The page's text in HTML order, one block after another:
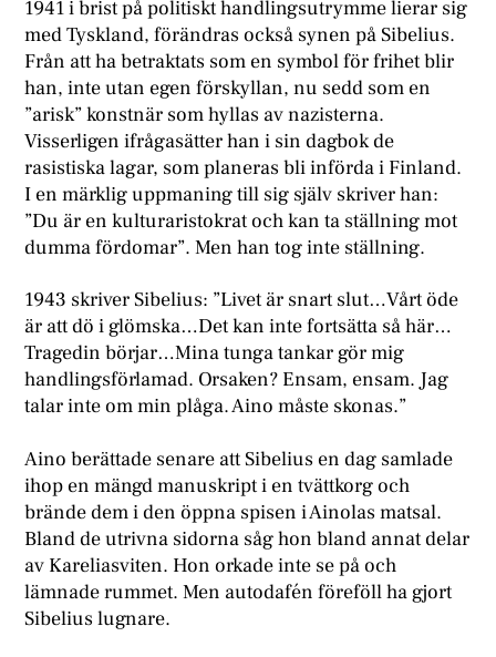
1941 i brist på politiskt handlingsutrymme lierar sig
med Tyskland, förändras också synen på Sibelius.
Från att ha betraktats som en symbol för frihet blir
han, inte utan egen förskyllan, nu sedd som en
”arisk” konstnär som hyllas av nazisterna.
Visserligen ifrågasätter han i sin dagbok de
rasistiska lagar, som planeras bli införda i Finland.
I en märklig uppmaning till sig själv skriver han:
”Du är en kulturaristokrat och kan ta ställning mot
dumma fördomar”. Men han tog inte ställning.
1943 skriver Sibelius: ”Livet är snart slut…Vårt öde
är att dö i glömska…Det kan inte fortsätta så här…
Tragedin börjar…Mina tunga tankar gör mig
handlingsförlamad. Orsaken? Ensam, ensam. Jag
talar inte om min plåga. Aino måste skonas.”
Aino berättade senare att Sibelius en dag samlade
ihop en mängd manuskript i en tvättkorg och
brände dem i den öppna spisen i Ainolas matsal.
Bland de utrivna sidorna såg hon bland annat delar
av Kareliasviten. Hon orkade inte se på och
lämnade rummet. Men autodafén föreföll ha gjort
Sibelius lugnare.